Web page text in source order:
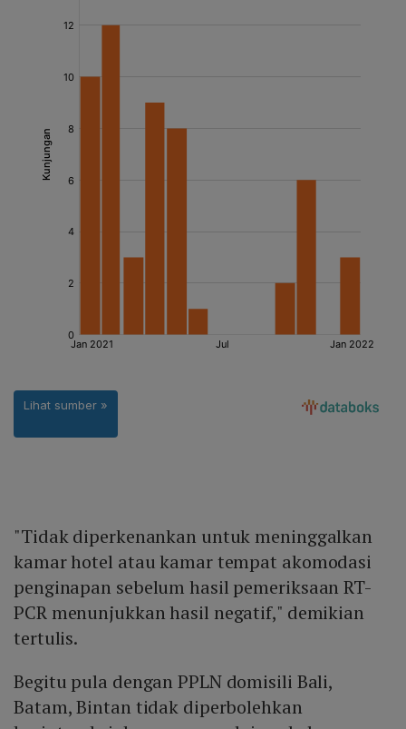
"Tidak diperkenankan untuk meninggalkan
kamar hotel atau kamar tempat akomodasi
penginapan sebelum hasil pemeriksaan RT-
PCR menunjukkan hasil negatif," demikian
tertulis.
Begitu pula dengan PPLN domisili Bali,
Batam, Bintan tidak diperbolehkan